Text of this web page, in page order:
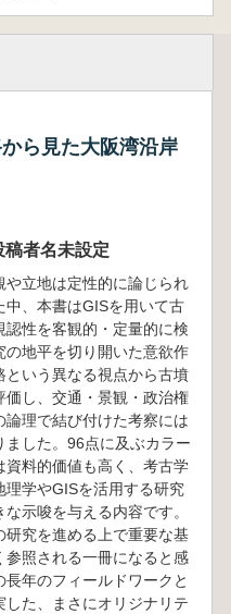
ら見た大阪湾沿岸
稿者名未設定
や立地は定性的に論じられ
中、本書はGISを用いて古
認性を客観的・定量的に検
の地平を切り開いた意欲作
という異なる視点から古墳
価し、交通・景観・政治権
論理で結び付けた考察には
ました。96点に及ぶカラー
資料的価値も高く、考古学
理学やGISを活用する研究
示唆を与える内容です。
研究を進める上で重要な基
参照される一冊になると感
長年のフィールドワークと
した、まさにオリジナリテ